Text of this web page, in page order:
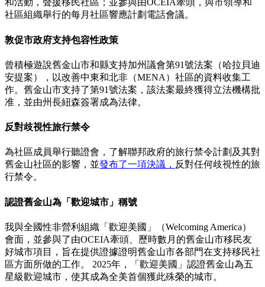
和活動，聲援移民社區；並參與由OCEIA牽頭，與市領導和
社區組織舉行的每月社區響應計劃電話會議。
敦促市政府支持包容性政策
曾積極遊說舊金山市和縣支持加州議會第91號法案（哈拉貝迪
安提案），以改善中東和北非（MENA）社區的資料收集工
作。舊金山市支持了第91號法案，該法案最終獲得立法機構批
准，並由州長紐森簽署成為法律。
反對歧視性旅行禁令
為社區成員舉行聽證會，了解聯邦政府的旅行禁令計劃及其對
舊金山社區的影響，並發布了一項決議， 反對任何歧視性的旅
行禁令。
認證舊金山為「歡迎城市」稱號
我與全國性非營利組織「歡迎美國」（Welcoming America）
會面，並參與了由OCEIA牽頭、歷時數月的舊金山市移民友
好城市項目，旨在提供證據證明舊金山市各部門在支持移民社
區方面所做的工作。 2025年，「歡迎美國」認證舊金山為五
星級歡迎城市，使其成為全美首個獲此殊榮的城市。